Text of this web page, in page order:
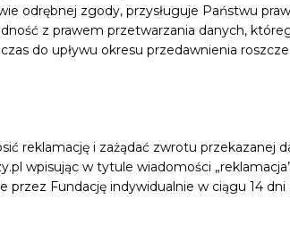
odrębnej zgody, przysługuje Państwu
z prawem przetwarzania danych,
do upływu okresu przedawnienia
reklamację i zażądać zwrotu przekazanej
wpisując w tytule wiadomości
przez Fundację indywidualnie w ciągu 14